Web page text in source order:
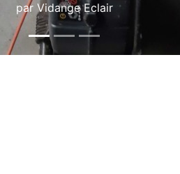
par Vidange Eclair